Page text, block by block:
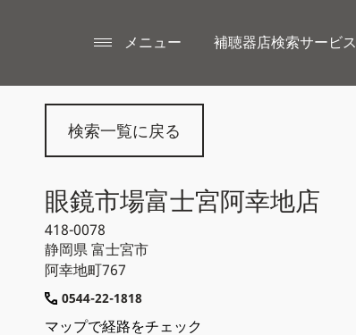
メニュー 補聴器店検索サービス
検索一覧に戻る
眼鏡市場富士宮阿幸地店
418-0078
静岡県富士宮市
阿幸地町767
0544-22-1818
マップで経路をチェック